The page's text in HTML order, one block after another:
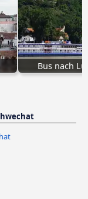
Bus nach